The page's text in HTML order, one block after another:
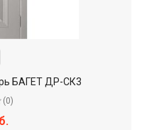
БАГЕТ ДР-СК3
(0)